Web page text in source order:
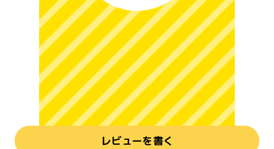
レビューを書く